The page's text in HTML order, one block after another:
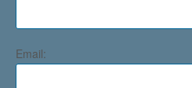
Email: